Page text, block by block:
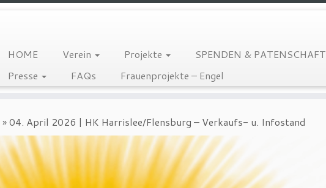
HOME Verein Projekte SPENDEN & PATENSCHAFT
Presse
FAQs Frauenprojekte – Engel
»04. April 2026 | HK Harrislee/Flensburg – Verkaufs- u. Infostand